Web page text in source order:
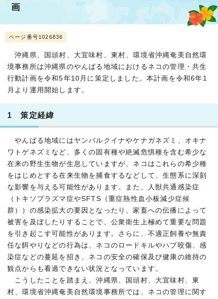
画
ページ番号1026836
沖縄県、国頭村、大宜味村、東村、環境省沖縄奄美自然環
境事務所は沖縄県のやんばる地域におけるネコの管理・共生
行動計画を令和5年10月に策定しました。本計画を令和6年1
月より運用開始します。
1 策定経緯
やんばる地域にはヤンバルクイナやケナガネズミ、オキナ
ワトゲネズミなど、多くの固有種や絶滅危惧種を含む希少な
在来の野生生物が生息していますが、ネコはこれらの希少種
をはじめとする在来生物を捕食するなどして、生態系に深刻
な影響を与える可能性があります。また、人獣共通感染症
（トキソプラズマ症やSFTS（重症熱性血小板減少症候
群））の感染拡大の要因となったり、家畜への伝播によって
被害を及ぼしたりすることで、公衆衛生上極めて重要な問題
を引き起こす可能性があります。さらに、不適正飼養や無責
任な餌やりなどの行為は、ネコのロードキルやハブ咬傷、感
染症などの蔓延を招き、ネコの安全の確保及び健康の維持の
観点からも看過できない状況となっています。
こうしたことを踏まえ、沖縄県、国頭村、大宜味村、東
村、環境省沖縄奄美自然環境事務所では、ネコの管理に関す